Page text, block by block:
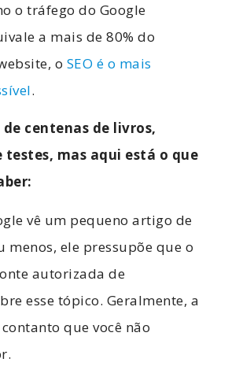
o tráfego do Google
a mais de 80% do
o SEO é o mais
.
de centenas de livros,
testes, mas aqui está o que
vê um pequeno artigo de
menos, ele pressupõe que o
autorizada de
esse tópico. Geralmente, a
que você não